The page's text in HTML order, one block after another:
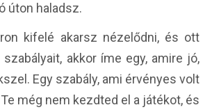
úton haladsz.
kifelé akarsz nézelődni, és ott
akkor íme egy, amire jó,
Egy szabály, ami érvényes volt
még nem kezdted el a játékot, és